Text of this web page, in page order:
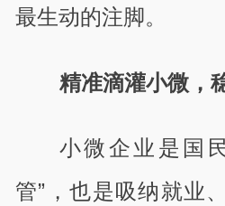
最生动的注脚。
精准滴灌小微，
小微企业是国
管”，也是吸纳就业